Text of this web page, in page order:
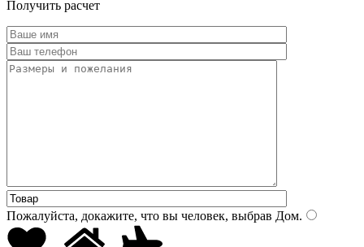
Получить расчет
Пожалуйста, докажите, что вы человек, выбрав Дом.